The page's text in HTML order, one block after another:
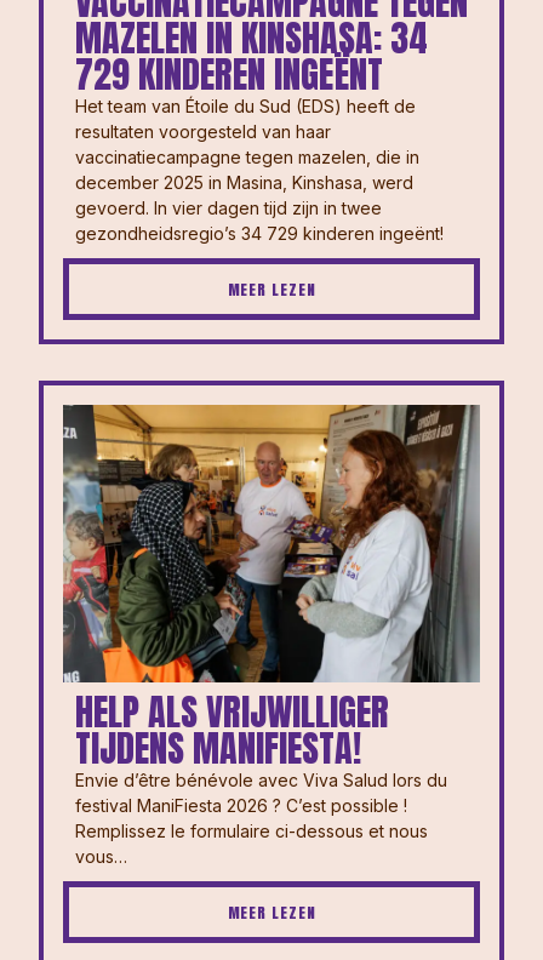
MAZELEN IN KINSHASA: 34
729 KINDEREN INGEËNT
Het team van Étoile du Sud (EDS) heeft de
resultaten voorgesteld van haar
vaccinatiecampagne tegen mazelen, die in
december 2025 in Masina, Kinshasa, werd
gevoerd. In vier dagen tijd zijn in twee
gezondheidsregio’s 34 729 kinderen ingeënt!
MEER LEZEN
HELP ALS VRIJWILLIGER
TIJDENS MANIFIESTA!
Envie d’être bénévole avec Viva Salud lors du
festival ManiFiesta 2026 ? ⁠⁠C’est possible !
Remplissez le formulaire ci-dessous et nous
vous…
MEER LEZEN